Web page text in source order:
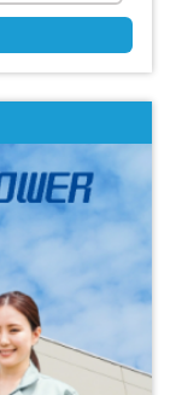
んがついている
れいなオフィ
ッ
期勤務可能な方
とON／OFFつ
年間を通して
職場環境なのも
ぐの時や急な出
(^^)/